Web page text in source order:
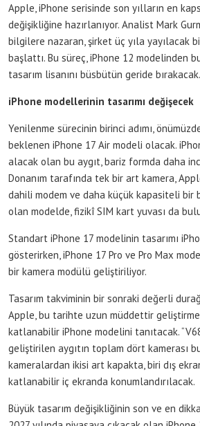
Apple, iPhone serisinde son yılların en
değişikliğine hazırlanıyor. Analist Mark
bilgilere nazaran, şirket üç yıla yayılacak
başlattı. Bu süreç, iPhone 12 modelinden
tasarım lisanını büsbütün geride bırakacak.
iPhone modellerinin tasarımı değişecek
Yenilenme sürecinin birinci adımı,
beklenen iPhone 17 Air modeli olacak.
alacak olan bu aygıt, bariz formda daha
Donanım tarafında tek bir art kamera,
dahili modem ve daha küçük kapasiteli bir
olan modelde, fizikî SIM kart yuvası da
Standart iPhone 17 modelinin tasarımı
gösterirken, iPhone 17 Pro ve Pro Max
bir kamera modülü geliştiriliyor.
Tasarım takviminin bir sonraki değerli
Apple, bu tarihte uzun müddettir
katlanabilir iPhone modelini tanıtacak.
geliştirilen aygıtın toplam dört kamerası
kameralardan ikisi art kapakta, biri dış
katlanabilir iç ekranda konumlandırılacak.
Büyük tasarım değişikliğinin son ve en